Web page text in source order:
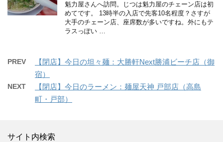
魁力屋さんへ訪問。じつは魁力屋のチェーン店は初
めてです。 13時半の入店で先客10名程度？さすが
大手のチェーン店、座席数が多いですね。外にもテ
ラスっぽい …
PREV
【閉店】今日の坦々麺：大勝軒Next勝浦ビーチ店（御
宿）
NEXT
【閉店】今日のラーメン：麺屋天神 戸部店（高島
町・戸部）
サイト内検索